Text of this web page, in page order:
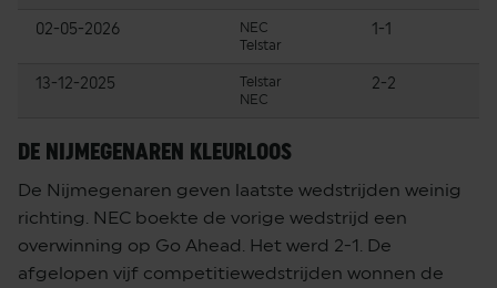
02-05-2026
NEC
Telstar
1-1
13-12-2025
Telstar
NEC
2-2
DE NIJMEGENAREN KLEURLOOS
De Nijmegenaren geven laatste wedstrijden weinig
richting. NEC boekte de vorige wedstrijd een
overwinning op Go Ahead. Het werd 2-1. De
afgelopen vijf competitiewedstrijden wonnen de